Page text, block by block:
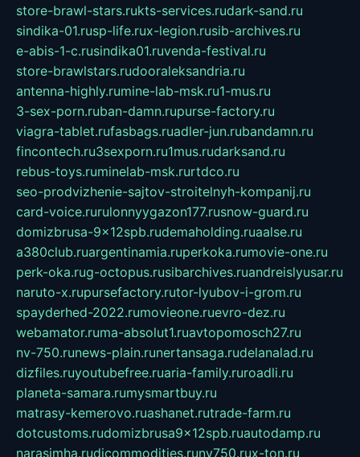
store-brawl-stars.rukts-services.rudark-sand.ru
sindika-01.rusp-life.rux-legion.rusib-archives.ru
e-abis-1-c.rusindika01.ruvenda-festival.ru
store-brawlstars.rudooraleksandria.ru
antenna-highly.rumine-lab-msk.ru1-mus.ru
3-sex-porn.ruban-damn.rupurse-factory.ru
viagra-tablet.rufasbags.ruadler-jun.rubandamn.ru
fincontech.ru3sexporn.ru1mus.rudarksand.ru
rebus-toys.ruminelab-msk.rurtdco.ru
seo-prodvizhenie-sajtov-stroitelnyh-kompanij.ru
card-voice.rurulonnyygazon177.rusnow-guard.ru
domizbrusa-9x12spb.rudemaholding.ruaalse.ru
a380club.ruargentinamia.ruperkoka.rumovie-one.ru
perk-oka.rug-octopus.rusibarchives.ruandreislyusar.ru
naruto-x.rupursefactory.rutor-lyubov-i-grom.ru
spayderhed-2022.rumovieone.ruevro-dez.ru
webamator.ruma-absolut1.ruavtopomosch27.ru
nv-750.runews-plain.runertansaga.rudelanalad.ru
dizfiles.ruyoutubefree.ruaria-family.ruroadli.ru
planeta-samara.rumysmartbuy.ru
matrasy-kemerovo.ruashanet.rutrade-farm.ru
dotcustoms.rudomizbrusa9x12spb.ruautodamp.ru
narasimha.rudjcommodities.runv750.rux-ton.ru